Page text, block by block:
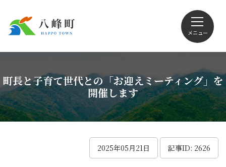
メニュー
Foreign language
町長と子育て世代との「お迎えミーティング」を
開催します
2025年05月21日 記事ID: 2626